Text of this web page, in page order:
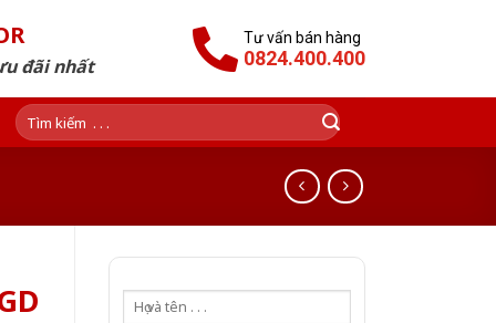
đãi nhất
Tư vấn bán hàng
0824.400.400
Tìm
kiếm: